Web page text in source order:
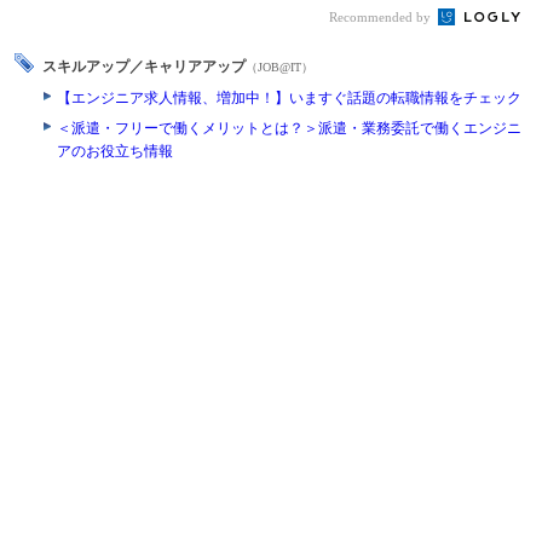
Recommended by
スキルアップ／キャリアアップ （JOB@IT）
【エンジニア求人情報、増加中！】いますぐ話題の転職情報をチェック
＜派遣・フリーで働くメリットとは？＞派遣・業務委託で働くエンジニ
アのお役立ち情報